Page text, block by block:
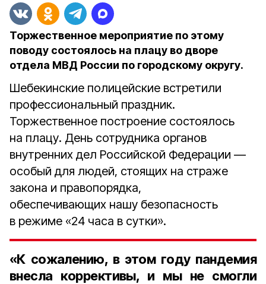
Торжественное мероприятие по этому
поводу состоялось на плацу во дворе
отдела МВД России по городскому округу.
Шебекинские полицейские встретили
профессиональный праздник.
Торжественное построение состоялось
на плацу. День сотрудника органов
внутренних дел Российской Федерации —
особый для людей, стоящих на страже
закона и правопорядка,
обеспечивающих нашу безопасность
в режиме «24 часа в сутки».
«К сожалению, в этом году пандемия
внесла коррективы, и мы не смогли